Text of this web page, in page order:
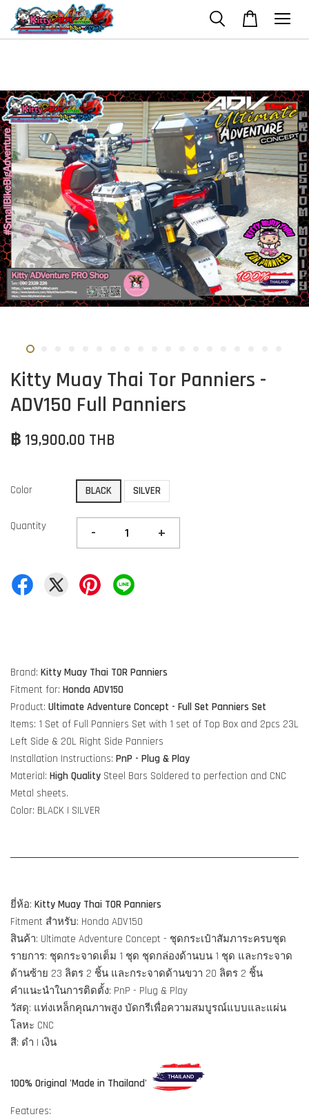
Kitty Muay Thai Tor Panniers -
ADV150 Full Panniers
฿ 19,900.00 THB
Color BLACK SILVER
Quantity - +
Brand: Kitty Muay Thai TOR Panniers
Fitment for: Honda ADV150
Product: Ultimate Adventure Concept - Full Set Panniers Set
Items: 1 Set of Full Panniers Set with 1 set of Top Box and 2pcs 23L
Left Side & 20L Right Side Panniers
Installation Instructions: PnP - Plug & Play
Material: High Quality Steel Bars Soldered to perfection and CNC
Metal sheets.
Color: BLACK | SILVER
ยี่ห้อ: Kitty Muay Thai TOR Panniers
Fitment สำหรับ: Honda ADV150
สินค้า: Ultimate Adventure Concept - ชุดกระเป๋าสัมภาระครบชุด
รายการ: ชุดกระจาดเต็ม 1 ชุด ชุดกล่องด้านบน 1 ชุด และกระจาด
ด้านซ้าย 23 ลิตร 2 ชิ้น และกระจาดด้านขวา 20 ลิตร 2 ชิ้น
คำแนะนำในการติดตั้ง: PnP - Plug & Play
วัสดุ: แท่งเหล็กคุณภาพสูง บัดกรีเพื่อความสมบูรณ์แบบและแผ่น
โลหะ CNC
สี: ดำ | เงิน
100% Original 'Made in Thailand'
Features: